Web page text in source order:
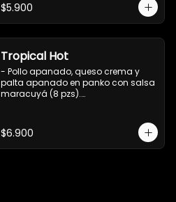
$5.900
Tropical Hot
- Pollo apanado, queso crema y
palta apanado en panko con salsa
maracuyá (8 pzs).
$6.900